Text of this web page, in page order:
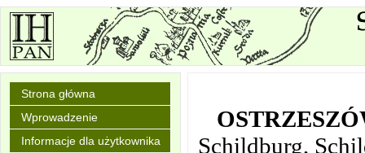
Strona główna
Wprowadzenie
Informacje dla użytkownika
Schildburg,